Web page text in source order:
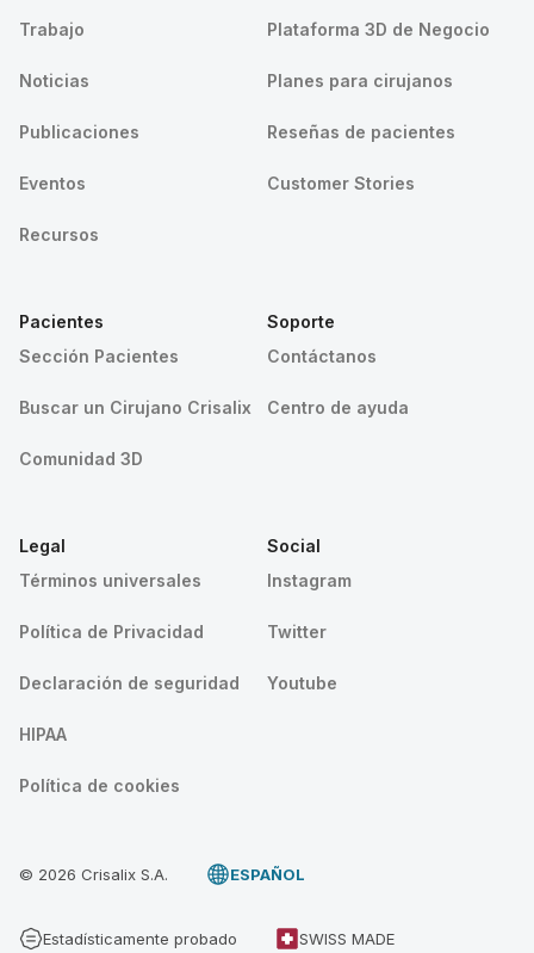
Trabajo
Noticias
Publicaciones
Eventos
Recursos
Plataforma 3D de Negocio
Planes para cirujanos
Reseñas de pacientes
Customer Stories
Pacientes
Sección Pacientes
Buscar un Cirujano Crisalix
Comunidad 3D
Soporte
Contáctanos
Centro de ayuda
Legal
Términos universales
Política de Privacidad
Declaración de seguridad
HIPAA
Política de cookies
Social
Instagram
Twitter
Youtube
© 2026 Crisalix S.A. ESPAÑOL
Estadísticamente probado SWISS MADE